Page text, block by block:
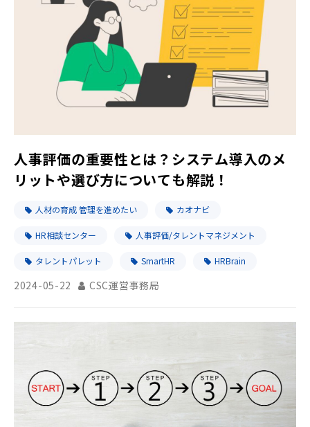
人事評価の重要性とは？システム導入のメ
リットや選び方についても解説！
人材の育成 管理を進めたい カオナビ
HR相談センター 人事評価/タレントマネジメント
タレントパレット SmartHR HRBrain
2024-05-22 CSC運営事務局